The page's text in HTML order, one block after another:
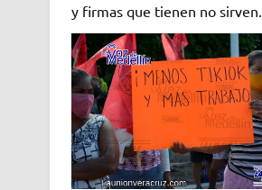
y firmas que tienen no sirven.